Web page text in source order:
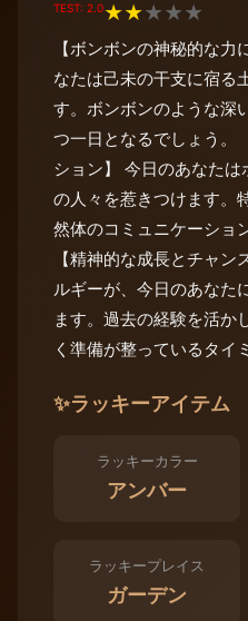
TEST: 2.0★★★★★
【ボンボンの神秘的な
なたは己未の干支に宿る
す。ボンボンのような深
つ一日となるでしょう。
ション】 今日のあなた
の人々を惹きつけます。
然体のコミュニケーショ
【精神的な成長とチャ
ルギーが、今日のあなた
ます。過去の経験を活か
く準備が整っているタイ
✨ラッキーアイテム
ラッキーカラー
アンバー
ラッキープレイス
ガーデン